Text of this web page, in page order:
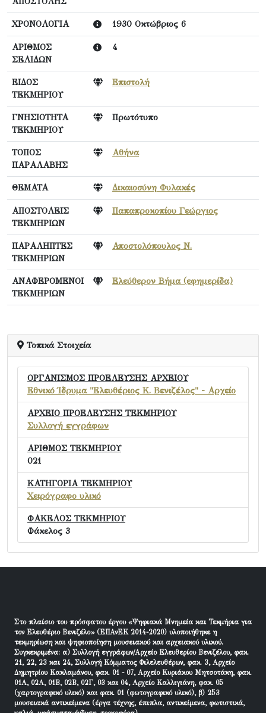
ΧΡΟΝΟΛΟΓΙΑ 1930 Οκτώβριος 6
ΑΡΙΘΜΟΣ
ΣΕΛΙΔΩΝ
4
ΕΙΔΟΣ
ΤΕΚΜΗΡΙΟΥ
Επιστολή
ΓΝΗΣΙΟΤΗΤΑ
ΤΕΚΜΗΡΙΟΥ
Πρωτότυπο
ΤΟΠΟΣ
ΠΑΡΑΛΑΒΗΣ
Αθήνα
ΘΕΜΑΤΑ Δικαιοσύνη Φυλακές
ΑΠΟΣΤΟΛΕΙΣ
ΤΕΚΜΗΡΙΩΝ
Παπαπροκοπίου Γεώργιος
ΠΑΡΑΛΗΠΤΕΣ
ΤΕΚΜΗΡΙΩΝ
Αποστολόπουλος Ν.
ΑΝΑΦΕΡΟΜΕΝΟΙ
ΤΕΚΜΗΡΙΩΝ
Ελεύθερον Βήμα (εφημερίδα)
Τοπικά Στοιχεία
ΟΡΓΑΝΙΣΜΟΣ ΠΡΟΕΛΕΥΣΗΣ ΑΡΧΕΙΟΥ
Εθνικό Ίδρυμα "Ελευθέριος Κ. Βενιζέλος" - Αρχείο
ΑΡΧΕΙΟ ΠΡΟΕΛΕΥΣΗΣ ΤΕΚΜΗΡΙΟΥ
Συλλογή εγγράφων
ΑΡΙΘΜΟΣ ΤΕΚΜΗΡΙΟΥ
021
ΚΑΤΗΓΟΡΙΑ ΤΕΚΜΗΡΙΟΥ
Χειρόγραφο υλικό
ΦΑΚΕΛΟΣ ΤΕΚΜΗΡΙΟΥ
Φάκελος 3
Στο πλαίσιο του πρόσφατου έργου «Ψηφιακά Μνημεία και Τεκμήρια για
τον Ελευθέριο Βενιζέλο» (ΕΠΑνΕΚ 2014-2020) υλοποιήθηκε η
τεκμηρίωση και ψηφιοποίηση μουσειακού και αρχειακού υλικού.
Συγκεκριμένα: α) Συλλογή εγγράφων/Αρχείο Ελευθερίου Βενιζέλου, φακ.
21, 22, 23 και 24, Συλλογή Κόμματος Φιλελευθέρων, φακ. 3, Αρχείο
Δημητρίου Κακλαμάνου, φακ. 01 - 07, Αρχείο Κυριάκου Μητσοτάκη, φακ.
01Α, 02Α, 01Β, 02Β, 02Γ, 03 και 04, Αρχείο Καλλιγιάνη, φακ. 05
(χαρτογραφικό υλικό) και φακ. 01 (φωτογραφικό υλικό), β) 253
μουσειακά αντικείμενα (έργα τέχνης, έπιπλα, αντικείμενα, φωτιστικά,